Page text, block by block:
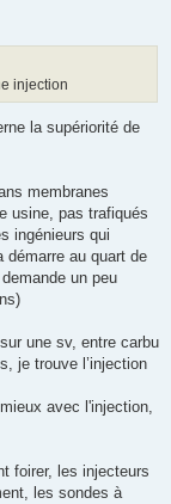
injection
la supériorité de
membranes
usine, pas trafiqués
ingénieurs qui
au quart de
un peu
une sv, entre carbu
je trouve l’injection
avec l'injection,
foirer, les injecteurs
les sondes à